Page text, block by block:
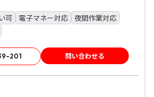
可 電子マネー対応
夜間作業対応
201 問い合わせる